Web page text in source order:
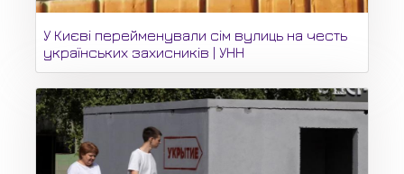
У Києві перейменували сім вулиць на честь
українських захисників | УНН